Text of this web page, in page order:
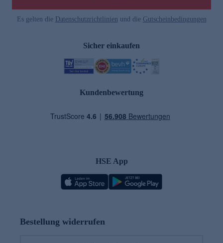
Es gelten die Datenschutzrichtlinien und die Gutscheinbedingungen
Sicher einkaufen
Kundenbewertung
HSE App
Bestellung widerrufen